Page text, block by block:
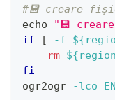
#💾 creare
echo
"💾
if
[ -f
rm
fi
ogr2ogr
-lco